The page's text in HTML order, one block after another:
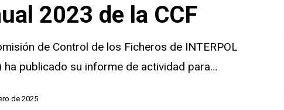
2023 de la CCF
de Control de los Ficheros de INTERPOL
ha publicado su informe de actividad para…
de 2025